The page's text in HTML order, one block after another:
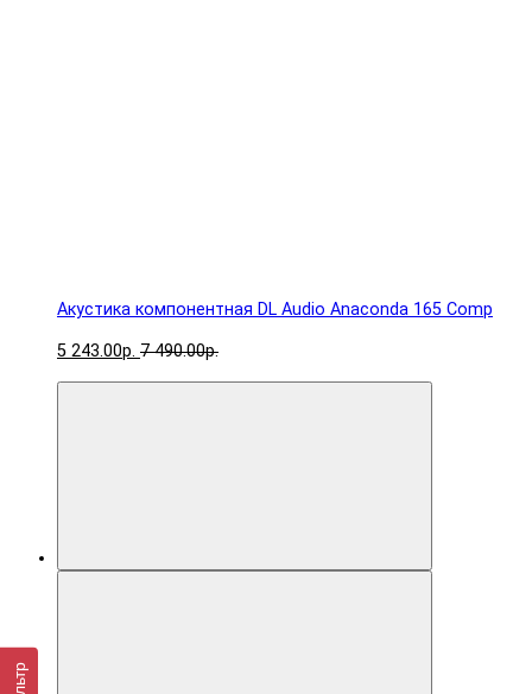
Акустика компонентная DL Audio Anaconda 165 Comp
5 243.00р. 7 490.00р.